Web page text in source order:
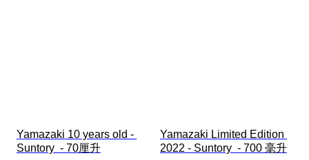
Yamazaki 10 years old -
Suntory  - 70厘升
Yamazaki Limited Edition
2022 - Suntory  - 700 毫升